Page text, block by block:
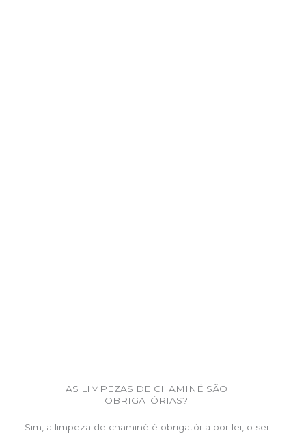
AS LIMPEZAS DE CHAMINÉ SÃO
OBRIGATÓRIAS?
Sim, a limpeza de chaminé é obrigatória por lei, o sei